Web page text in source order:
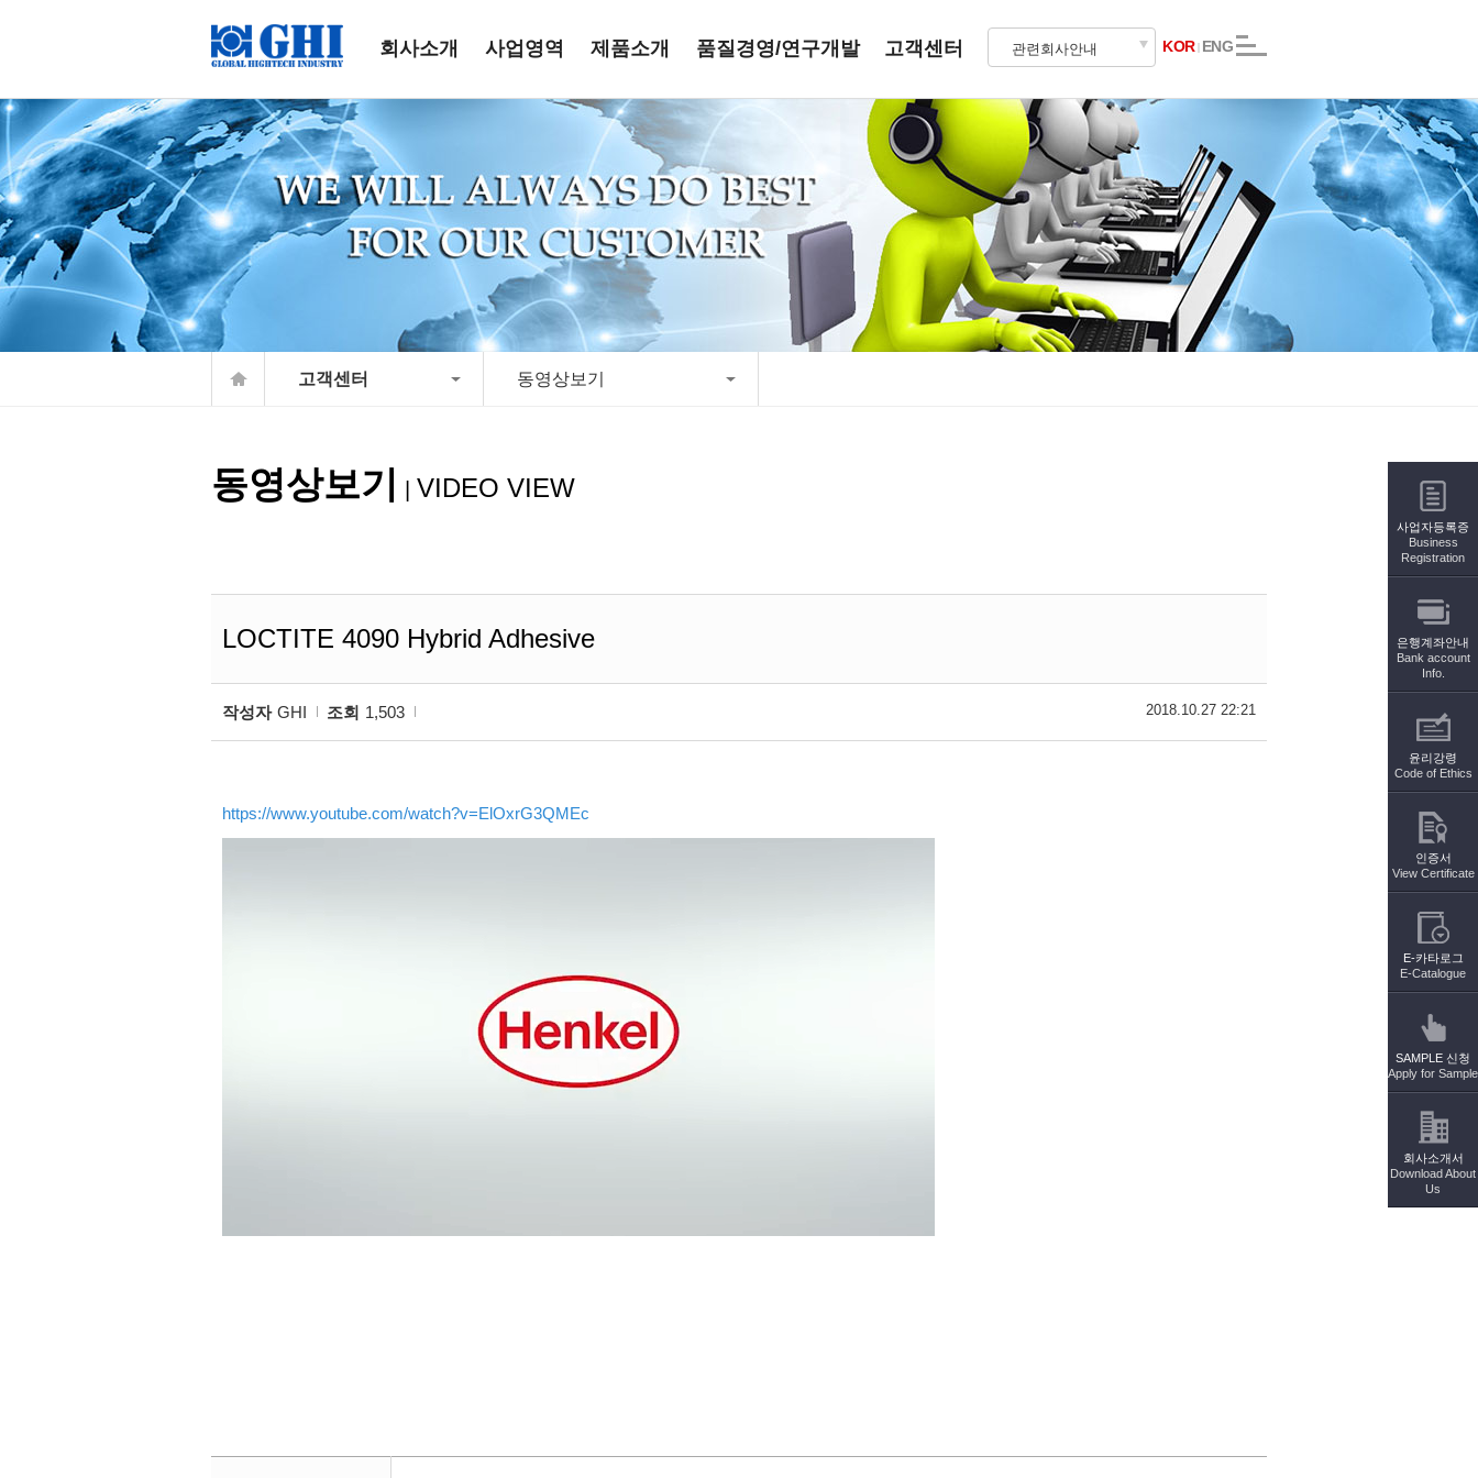
사업자등록증
Business
Registration
은행계좌안내
Bank account
Info.
윤리강령
Code of Ethics
인증서
View Certificate
E-카타로그
E-Catalogue
SAMPLE 신청
Apply for Sample
회사소개서
Download About
Us
회사소개 사업영역 제품소개 품질경영/연구개발 고객센터 관련회사안내 KOR ENG
고객센터 동영상보기
동영상보기 VIDEO VIEW
LOCTITE 4090 Hybrid Adhesive
작성자 GHI 조회 1,503 2018.10.27 22:21
https://www.youtube.com/watch?v=ElOxrG3QMEc